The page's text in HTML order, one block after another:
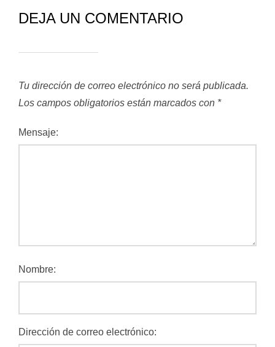
DEJA UN COMENTARIO
Tu dirección de correo electrónico no será publicada.
Los campos obligatorios están marcados con *
Mensaje:
Nombre:
Dirección de correo electrónico: